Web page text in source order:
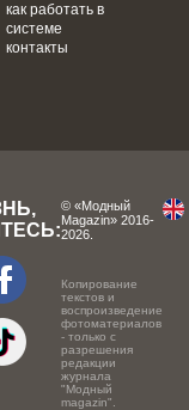
как работать в
системе
контакты
© «Модный
Magazin» 2016-
2026.
Копирование
текстов и
воспроизведение
фотоматериалов
- только с
разрешения
редакции
журнала
"Модный
magazin".